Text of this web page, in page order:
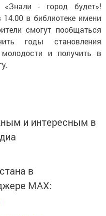
«Знали - город будет»!
в библиотеке имени
смогут пообщаться
годы становления
и получить в
и интересным в
в
MАХ: